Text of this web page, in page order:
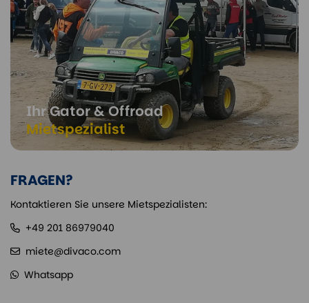
Ihr Gator & Offroad
Mietspezialist
FRAGEN?
Kontaktieren Sie unsere Mietspezialisten:
+49 201 86979040
miete@divaco.com
Whatsapp